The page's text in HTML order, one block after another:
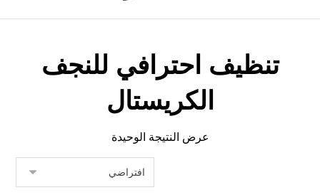
تنظيف احترافي للنجف
الكريستال
عرض النتيجة الوحيدة